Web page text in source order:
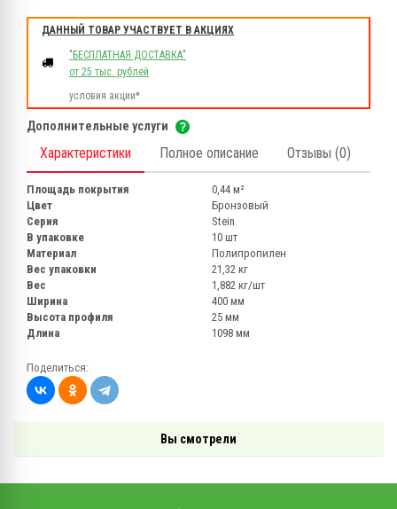
ДАННЫЙ ТОВАР УЧАСТВУЕТ В АКЦИЯХ
"БЕСПЛАТНАЯ ДОСТАВКА"
от 25 тыс. рублей
условия акции*
Дополнительные услуги
Характеристики Полное описание Отзывы (0)
Площадь покрытия
0,44 м²
Цвет
Бронзовый
Серия
Stein
В упаковке
10 шт
Материал
Полипропилен
Вес упаковки
21,32 кг
Вес
1,882 кг/шт
Ширина
400 мм
Высота профиля
25 мм
Длина
1098 мм
Поделиться:
Вы смотрели